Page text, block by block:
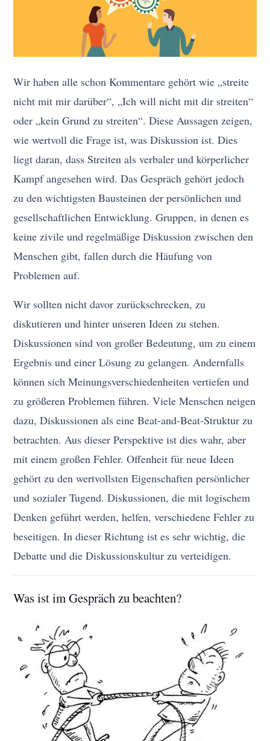
Wir haben alle schon Kommentare gehört wie „streite
nicht mit mir darüber“, „Ich will nicht mit dir streiten“
oder „kein Grund zu streiten“. Diese Aussagen zeigen,
wie wertvoll die Frage ist, was Diskussion ist. Dies
liegt daran, dass Streiten als verbaler und körperlicher
Kampf angesehen wird. Das Gespräch gehört jedoch
zu den wichtigsten Bausteinen der persönlichen und
gesellschaftlichen Entwicklung. Gruppen, in denen es
keine zivile und regelmäßige Diskussion zwischen den
Menschen gibt, fallen durch die Häufung von
Problemen auf.
Wir sollten nicht davor zurückschrecken, zu
diskutieren und hinter unseren Ideen zu stehen.
Diskussionen sind von großer Bedeutung, um zu einem
Ergebnis und einer Lösung zu gelangen. Andernfalls
können sich Meinungsverschiedenheiten vertiefen und
zu größeren Problemen führen. Viele Menschen neigen
dazu, Diskussionen als eine Beat-and-Beat-Struktur zu
betrachten. Aus dieser Perspektive ist dies wahr, aber
mit einem großen Fehler. Offenheit für neue Ideen
gehört zu den wertvollsten Eigenschaften persönlicher
und sozialer Tugend. Diskussionen, die mit logischem
Denken geführt werden, helfen, verschiedene Fehler zu
beseitigen. In dieser Richtung ist es sehr wichtig, die
Debatte und die Diskussionskultur zu verteidigen.
Was ist im Gespräch zu beachten?